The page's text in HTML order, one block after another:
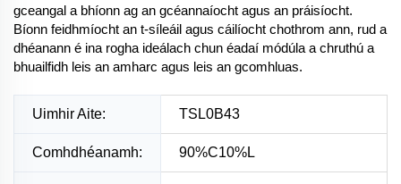
gceangal a bhíonn ag an gcéannaíocht agus an práisíocht.
Bíonn feidhmíocht an t-síleáil agus cáilíocht chothrom ann, rud a
dhéanann é ina rogha ideálach chun éadaí módúla a chruthú a
bhuailfidh leis an amharc agus leis an gcomhluas.
Uimhir Aite: TSL0B43
Comhdhéanamh: 90%C10%L